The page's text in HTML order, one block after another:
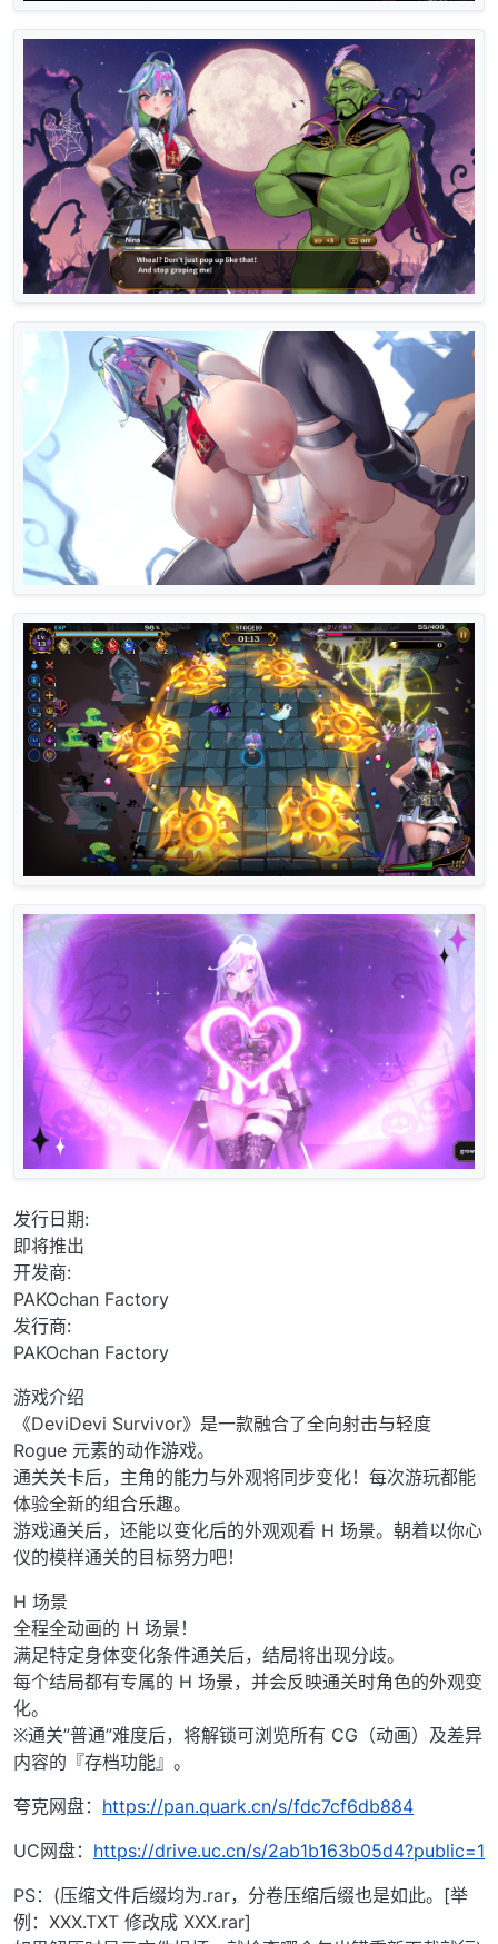
发行日期:
即将推出
开发商:
PAKOchan Factory
发行商:
PAKOchan Factory
游戏介绍
《DeviDevi Survivor》是一款融合了全向射击与轻度
Rogue 元素的动作游戏。
通关关卡后，主角的能力与外观将同步变化！每次游玩都能
体验全新的组合乐趣。
游戏通关后，还能以变化后的外观观看 H 场景。朝着以你心
仪的模样通关的目标努力吧！
H 场景
全程全动画的 H 场景！
满足特定身体变化条件通关后，结局将出现分歧。
每个结局都有专属的 H 场景，并会反映通关时角色的外观变
化。
※通关”普通”难度后，将解锁可浏览所有 CG（动画）及差异
内容的『存档功能』。
夸克网盘： https://pan.quark.cn/s/fdc7cf6db884
UC网盘： https://drive.uc.cn/s/2ab1b163b05d4?public=1
PS：(压缩文件后缀均为.rar，分卷压缩后缀也是如此。[举
例：XXX.TXT 修改成 XXX.rar]